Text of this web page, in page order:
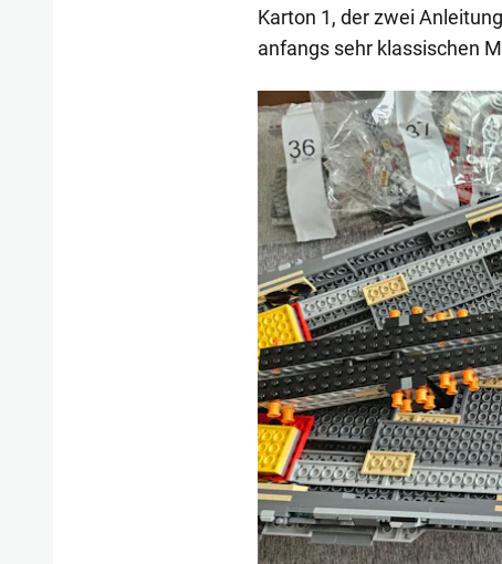
Karton 1, der zwei
anfangs sehr klassischen